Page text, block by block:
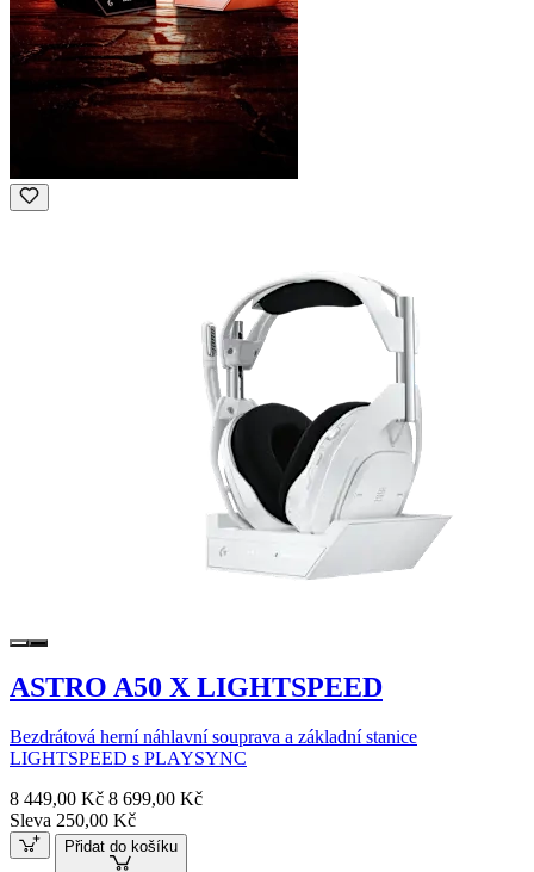
ASTRO A50 X LIGHTSPEED
Bezdrátová herní náhlavní souprava a základní stanice
LIGHTSPEED s PLAYSYNC
8 449,00 Kč 8 699,00 Kč
Sleva 250,00 Kč
Přidat do košíku